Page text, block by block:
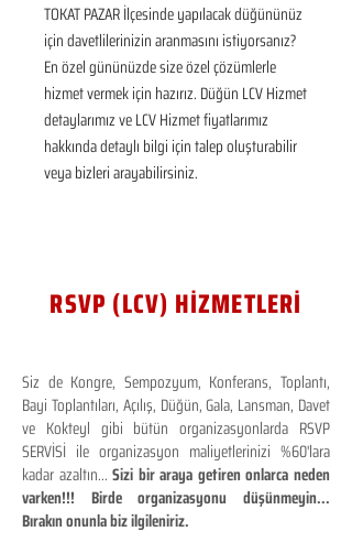
TOKAT PAZAR İlçesinde yapılacak düğününüz
için davetlilerinizin aranmasını istiyorsanız?
En özel gününüzde size özel çözümlerle
hizmet vermek için hazırız. Düğün LCV Hizmet
detaylarımız ve LCV Hizmet fiyatlarımız
hakkında detaylı bilgi için talep oluşturabilir
veya bizleri arayabilirsiniz.
RSVP (LCV) HİZMETLERİ
Siz de Kongre, Sempozyum, Konferans, Toplantı,
Bayi Toplantıları, Açılış, Düğün, Gala, Lansman, Davet
ve Kokteyl gibi bütün organizasyonlarda RSVP
SERVİSİ ile organizasyon maliyetlerinizi %60'lara
kadar azaltın...Sizi bir araya getiren onlarca neden
varken!!! Birde organizasyonu düşünmeyin...
Bırakın onunla biz ilgileniriz.